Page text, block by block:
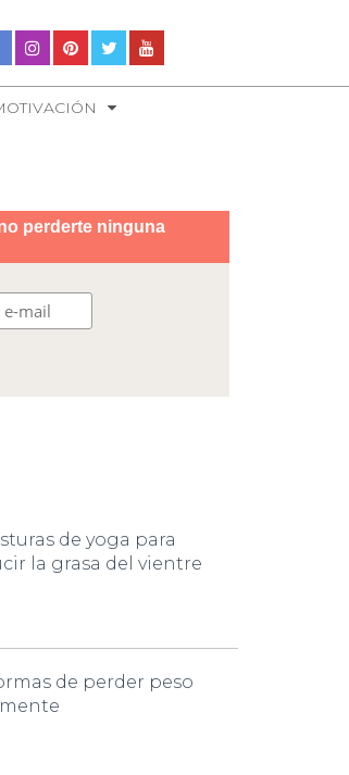
de yoga para
la grasa del vientre
de perder peso